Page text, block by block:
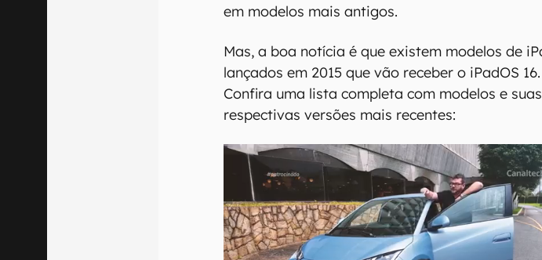
em modelos mais antigos.
Mas, a boa notícia é que existem modelos de
lançados em 2015 que vão receber o iPadOS 16.
Confira uma lista completa com modelos e suas
respectivas versões mais recentes: